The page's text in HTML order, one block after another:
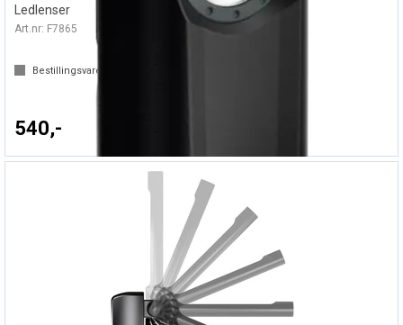
Ledlenser
Art.nr: F7865
Bestillingsvare (
540,-